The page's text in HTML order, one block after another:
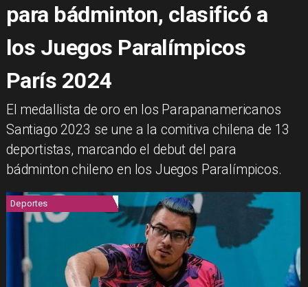
para bádminton, clasificó a
los Juegos Paralímpicos
París 2024
​El medallista de oro en los Parapanamericanos
Santiago 2023 se une a la comitiva chilena de 13
deportistas, marcando el debut del para
bádminton chileno en los Juegos Paralímpicos.
Deportes